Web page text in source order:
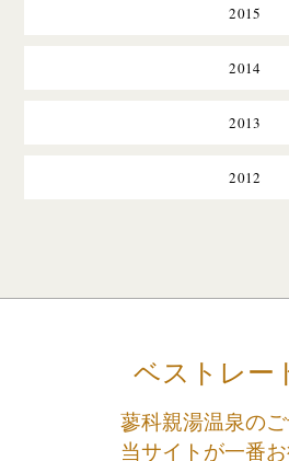
2015
2014
2013
2012
ベストレー
蓼科親湯温泉のご
当サイトが一番お